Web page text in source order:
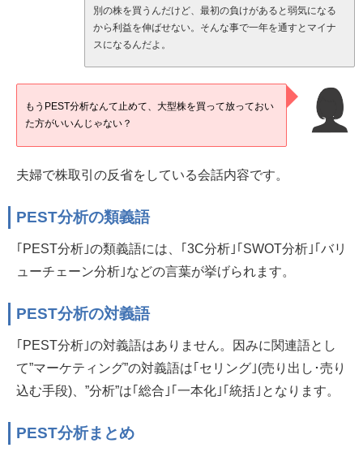
別の株を買うんだけど、最初の負けがあると弱気になる
から利益を伸ばせない。そんな事で一年を通すとマイナ
スになるんだよ。
もうPEST分析なんて止めて、大型株を買って放っておい
た方がいいんじゃない？
夫婦で株取引の反省をしている会話内容です。
PEST分析の類義語
｢PEST分析｣の類義語には、｢3C分析｣｢SWOT分析｣｢バリ
ューチェーン分析｣などの言葉が挙げられます。
PEST分析の対義語
｢PEST分析｣の対義語はありません。因みに関連語とし
て”マーケティング”の対義語は｢セリング｣(売り出し･売り
込む手段)、”分析”は｢総合｣｢一本化｣｢統括｣となります。
PEST分析まとめ